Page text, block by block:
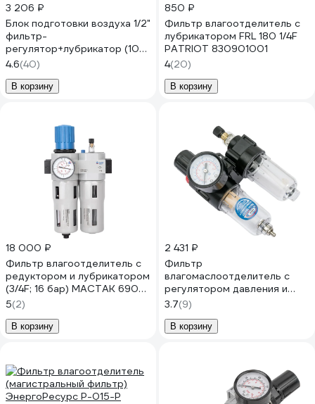
3 206 ₽
Блок подготовки воздуха 1/2"
фильтр-
регулятор+лубрикатор (10
Мк, 3000 л/мин, 0-10 bar,
рабочая температура 5-
60°) Forsage F-AC4010-
4.6(40)
В корзину
850 ₽
Фильтр влагоотделитель с
лубрикатором FRL 180 1/4F
PATRIOT 830901001
4(20)
В корзину
18 000 ₽
Фильтр влагоотделитель с
редуктором и лубрикатором
(3/4F; 16 бар) МАСТАК 690-
51
5(2)
В корзину
2 431 ₽
Фильтр
влагомаслоотделитель с
регулятором давления и
лубрикатором CD-FRL14-
500 CONCORDE 6666741
3.7(9)
В корзину